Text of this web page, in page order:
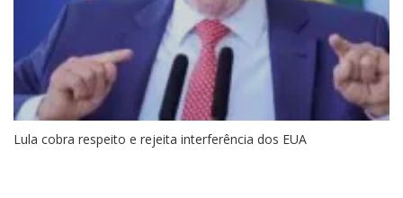
Lula cobra respeito e rejeita interferência dos EUA